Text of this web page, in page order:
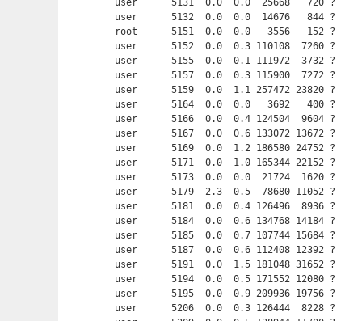
user      5131  0.0  0.0  25668   720 ?
user      5132  0.0  0.0  14676   844 ?
root      5151  0.0  0.0   3556   152 ?
user      5152  0.0  0.3 110108  7260 ?
user      5155  0.0  0.1 111972  3732 ?
user      5157  0.0  0.3 115900  7272 ?
user      5159  0.0  1.1 257472 23820 ?
user      5164  0.0  0.0   3692   400 ?
user      5166  0.0  0.4 124504  9604 ?
user      5167  0.0  0.6 133072 13672 ?
user      5169  0.0  1.2 186580 24752 ?
user      5171  0.0  1.0 165344 22152 ?
user      5173  0.0  0.0  21724  1620 ?
user      5179  2.3  0.5  78680 11052 ?
user      5181  0.0  0.4 126496  8936 ?
user      5184  0.0  0.6 134768 14184 ?
user      5185  0.0  0.7 107744 15684 ?
user      5187  0.0  0.6 112408 12392 ?
user      5191  0.0  1.5 181048 31652 ?
user      5194  0.0  0.5 171552 12080
user      5195  0.0  0.9 209936 19756 ?
user      5206  0.0  0.3 126444  8228 ?